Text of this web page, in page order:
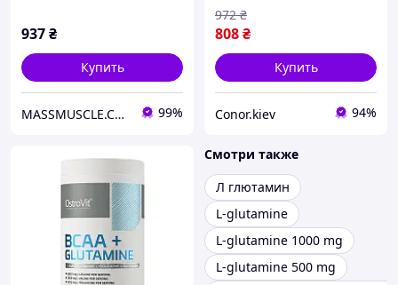
937₴
Купить
MASSMUSCLE.COM.UA 99%
808₴
972 ₴
Купить
Conor.kiev 94%
Смотри также
Л глютамин
L-glutamine
L-glutamine 1000 mg
L-glutamine 500 mg